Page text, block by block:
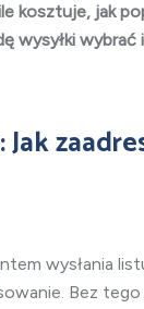
kosztuje, jak
wysyłki wybrać
wysłania
Bez